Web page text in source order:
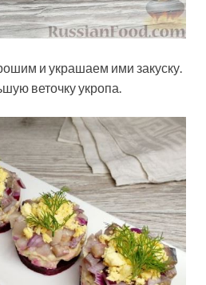
и украшаем ими закуску.
веточку укропа.